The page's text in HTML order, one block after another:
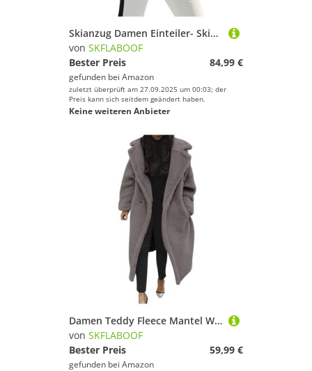
Skianzug Damen Einteiler- Skioverall Schneeanzug Wasserdicht Skijacke Mit Kapuze Winter Skianzug Große Größe Skijacke Skifahren Sätze Skisuit Outdoor Winddichte Jumpsuit Weiß XS
von SKFLABOOF
Bester Preis
84,99 €
gefunden bei Amazon
zuletzt überprüft am 27.09.2025 um 00:03; der
Preis kann sich seitdem geändert haben.
Keine weiteren Anbieter
Damen Teddy Fleece Mantel Wintermantel Damen Lang Oversized Jacke Lang Flauschige Warme Winter Mit Taschen Winterjacke Revers Parka Plüschjacke Plüschmantel Cardigan
von SKFLABOOF
Bester Preis
59,99 €
gefunden bei Amazon